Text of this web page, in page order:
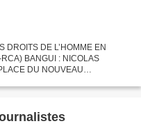
DROITS DE L’HOMME EN
BANGUI : NICOLAS
DU NOUVEAU